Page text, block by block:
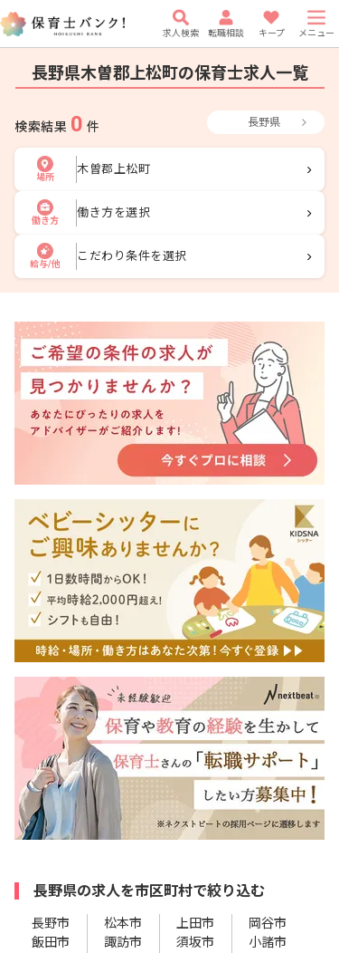
求人検索 転職相談 キープ メニュー
長野県木曽郡上松町の保育士求人一覧
検索結果 0 件 長野県
場所
木曽郡上松町
働き方
働き方を選択
給与/他
こだわり条件を選択
長野県の求人を市区町村で絞り込む
長野市 松本市 上田市
岡谷市
飯田市
諏訪市 須坂市
小諸市